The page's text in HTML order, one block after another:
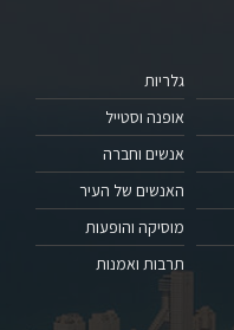
גלריות
אופנה וסטייל
אנשים וחברה
האנשים של העיר
מוסיקה והופעות
תרבות ואמנות